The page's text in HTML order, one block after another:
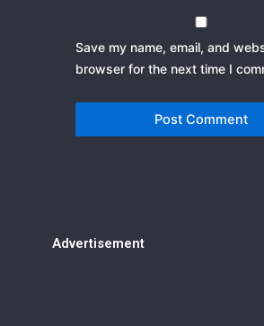
Save my name, email, and
browser for the next time I
Advertisement